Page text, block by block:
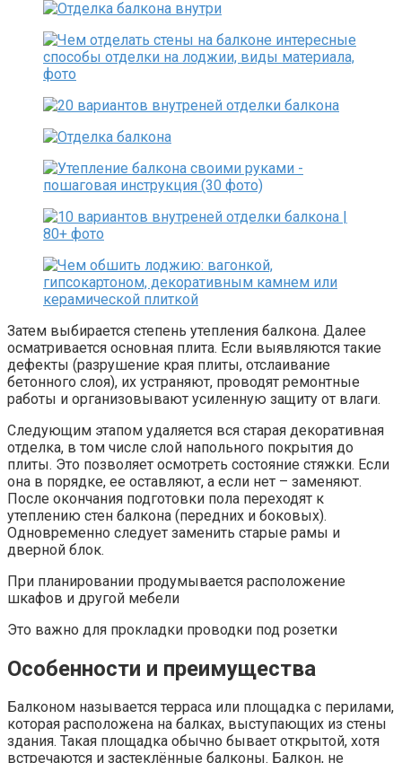
Затем выбирается степень утепления балкона. Далее
осматривается основная плита. Если выявляются такие
дефекты (разрушение края плиты, отслаивание
бетонного слоя), их устраняют, проводят ремонтные
работы и организовывают усиленную защиту от влаги.
Следующим этапом удаляется вся старая декоративная
отделка, в том числе слой напольного покрытия до
плиты. Это позволяет осмотреть состояние стяжки. Если
она в порядке, ее оставляют, а если нет – заменяют.
После окончания подготовки пола переходят к
утеплению стен балкона (передних и боковых).
Одновременно следует заменить старые рамы и
дверной блок.
При планировании продумывается расположение
шкафов и другой мебели
Это важно для прокладки проводки под розетки
Особенности и преимущества
Балконом называется терраса или площадка с перилами,
которая расположена на балках, выступающих из стены
здания. Такая площадка обычно бывает открытой, хотя
встречаются и застеклённые балконы. Балкон, не